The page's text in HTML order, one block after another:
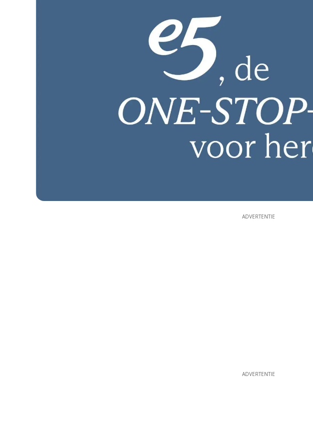
ADVERTENTIE
ADVERTENTIE